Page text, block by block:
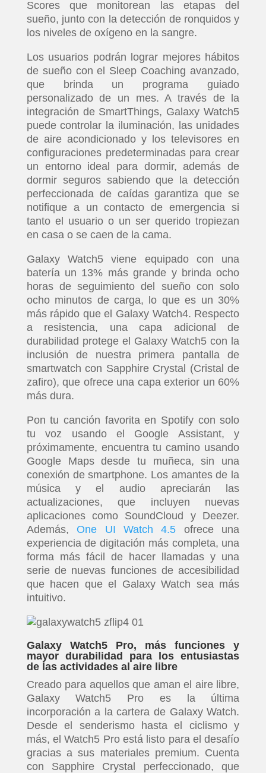
Scores que monitorean las etapas del
sueño, junto con la detección de ronquidos y
los niveles de oxígeno en la sangre.
Los usuarios podrán lograr mejores hábitos
de sueño con el Sleep Coaching avanzado,
que brinda un programa guiado
personalizado de un mes. A través de la
integración de SmartThings, Galaxy Watch5
puede controlar la iluminación, las unidades
de aire acondicionado y los televisores en
configuraciones predeterminadas para crear
un entorno ideal para dormir, además de
dormir seguros sabiendo que la detección
perfeccionada de caídas garantiza que se
notifique a un contacto de emergencia si
tanto el usuario o un ser querido tropiezan
en casa o se caen de la cama.
Galaxy Watch5 viene equipado con una
batería un 13% más grande y brinda ocho
horas de seguimiento del sueño con solo
ocho minutos de carga, lo que es un 30%
más rápido que el Galaxy Watch4. Respecto
a resistencia, una capa adicional de
durabilidad protege el Galaxy Watch5 con la
inclusión de nuestra primera pantalla de
smartwatch con Sapphire Crystal (Cristal de
zafiro), que ofrece una capa exterior un 60%
más dura.
Pon tu canción favorita en Spotify con solo
tu voz usando el Google Assistant, y
próximamente, encuentra tu camino usando
Google Maps desde tu muñeca, sin una
conexión de smartphone. Los amantes de la
música y el audio apreciarán las
actualizaciones, que incluyen nuevas
aplicaciones como SoundCloud y Deezer.
Además, One UI Watch 4.5 ofrece una
experiencia de digitación más completa, una
forma más fácil de hacer llamadas y una
serie de nuevas funciones de accesibilidad
que hacen que el Galaxy Watch sea más
intuitivo.
Galaxy Watch5 Pro, más funciones y
mayor durabilidad para los entusiastas
de las actividades al aire libre
Creado para aquellos que aman el aire libre,
Galaxy Watch5 Pro es la última
incorporación a la cartera de Galaxy Watch.
Desde el senderismo hasta el ciclismo y
más, el Watch5 Pro está listo para el desafío
gracias a sus materiales premium. Cuenta
con Sapphire Crystal perfeccionado, que